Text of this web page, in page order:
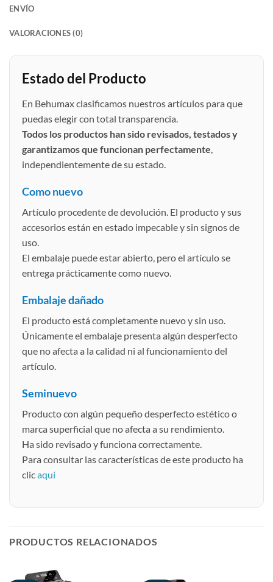
ENVÍO
VALORACIONES (0)
Estado del Producto
En Behumax clasificamos nuestros artículos para que
puedas elegir con total transparencia.
Todos los productos han sido revisados, testados y
garantizamos que funcionan perfectamente,
independientemente de su estado.
Como nuevo
Artículo procedente de devolución. El producto y sus
accesorios están en estado impecable y sin signos de
uso.
El embalaje puede estar abierto, pero el artículo se
entrega prácticamente como nuevo.
Embalaje dañado
El producto está completamente nuevo y sin uso.
Únicamente el embalaje presenta algún desperfecto
que no afecta a la calidad ni al funcionamiento del
artículo.
Seminuevo
Producto con algún pequeño desperfecto estético o
marca superficial que no afecta a su rendimiento.
Ha sido revisado y funciona correctamente.
Para consultar las características de este producto ha
clicaquí
PRODUCTOS RELACIONADOS